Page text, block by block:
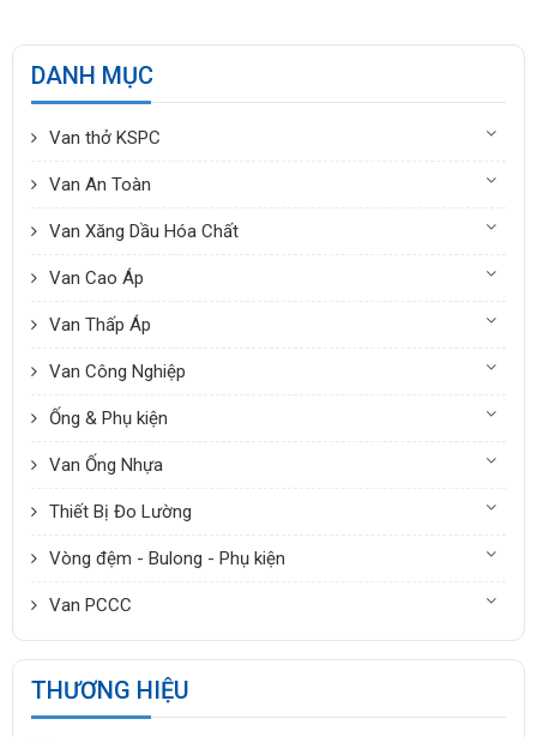
DANH MỤC
Van thở KSPC
Van An Toàn
Van Xăng Dầu Hóa Chất
Van Cao Áp
Van Thấp Áp
Van Công Nghiệp
Ống & Phụ kiện
Van Ống Nhựa
Thiết Bị Đo Lường
Vòng đệm - Bulong - Phụ kiện
Van PCCC
THƯƠNG HIỆU